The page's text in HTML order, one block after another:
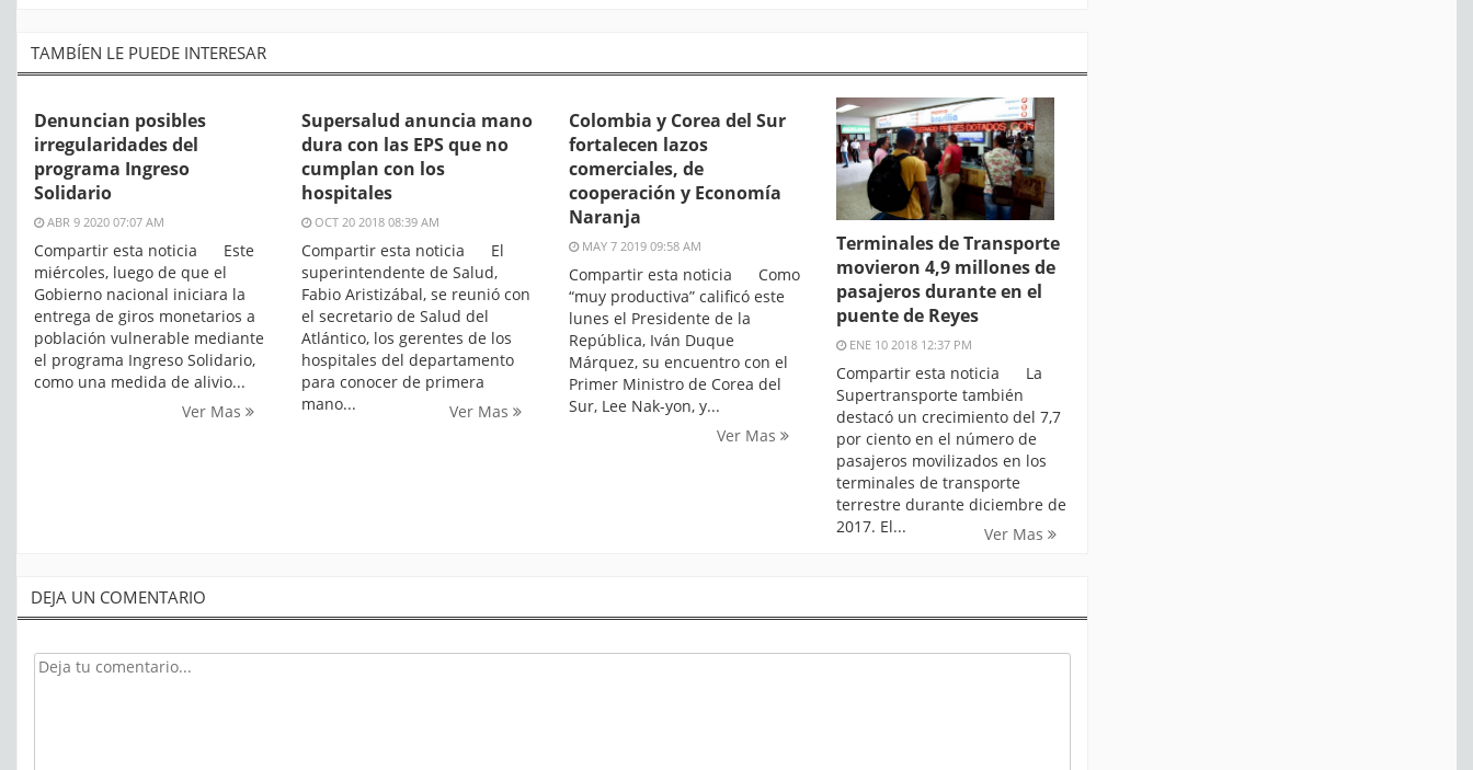
TAMBÍEN LE PUEDE INTERESAR
Denuncian posibles
irregularidades del
programa Ingreso
Solidario
ABR 9 2020 07:07 AM
Compartir esta noticia Este
miércoles, luego de que el
Gobierno nacional iniciara la
entrega de giros monetarios a
población vulnerable mediante
el programa Ingreso Solidario,
como una medida de alivio...
Ver Mas
Supersalud anuncia mano
dura con las EPS que no
cumplan con los
hospitales
OCT 20 2018 08:39 AM
Compartir esta noticia El
superintendente de Salud,
Fabio Aristizábal, se reunió con
el secretario de Salud del
Atlántico, los gerentes de los
hospitales del departamento
para conocer de primera
mano...
Ver Mas
Colombia y Corea del Sur
fortalecen lazos
comerciales, de
cooperación y Economía
Naranja
MAY 7 2019 09:58 AM
Compartir esta noticia Como
“muy productiva” calificó este
lunes el Presidente de la
República, Iván Duque
Márquez, su encuentro con el
Primer Ministro de Corea del
Sur, Lee Nak-yon, y...
Ver Mas
Terminales de Transporte
movieron 4,9 millones de
pasajeros durante en el
puente de Reyes
ENE 10 2018 12:37 PM
Compartir esta noticia La
Supertransporte también
destacó un crecimiento del 7,7
por ciento en el número de
pasajeros movilizados en los
terminales de transporte
terrestre durante diciembre de
2017. El...
Ver Mas
DEJA UN COMENTARIO